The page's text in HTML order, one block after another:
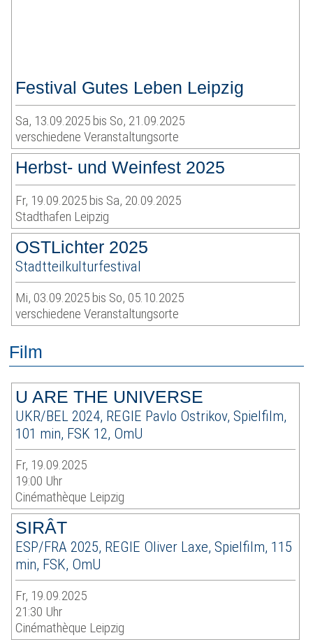
Festival Gutes Leben Leipzig
Sa, 13.09.2025 bis So, 21.09.2025
verschiedene Veranstaltungsorte
Herbst- und Weinfest 2025
Fr, 19.09.2025 bis Sa, 20.09.2025
Stadthafen Leipzig
OSTLichter 2025
Stadtteilkulturfestival
Mi, 03.09.2025 bis So, 05.10.2025
verschiedene Veranstaltungsorte
Film
U ARE THE UNIVERSE
UKR/BEL 2024, REGIE Pavlo Ostrikov, Spielfilm,
101 min, FSK 12, OmU
Fr, 19.09.2025
19:00 Uhr
Cinémathèque Leipzig
SIRÂT
ESP/FRA 2025, REGIE Oliver Laxe, Spielfilm, 115
min, FSK, OmU
Fr, 19.09.2025
21:30 Uhr
Cinémathèque Leipzig